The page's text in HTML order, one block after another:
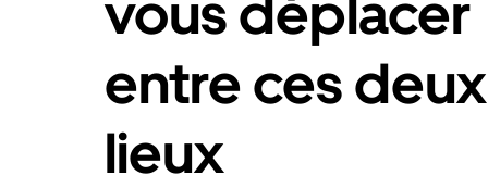
entre ces deux
lieux